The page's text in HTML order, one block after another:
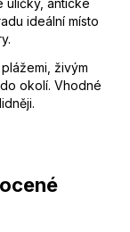
uličky, antické
ideální místo
živým
okolí. Vhodné